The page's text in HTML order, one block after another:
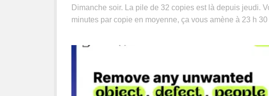
Dimanche soir. La pile de 32 copies est là depuis jeudi.
minutes par copie en moyenne, ça vous amène à 23 h